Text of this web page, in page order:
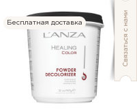
Бесплатная доставка